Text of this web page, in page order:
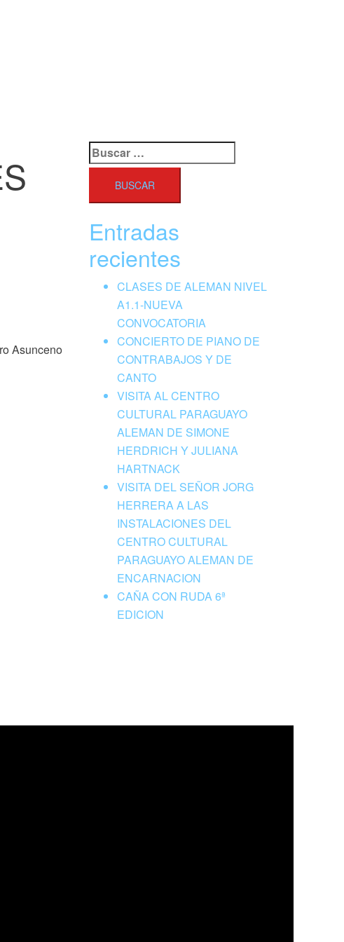
Asunceno
Buscar:
Entradas
recientes
CLASES DE ALEMAN NIVEL
A1.1-NUEVA
CONVOCATORIA
CONCIERTO DE PIANO DE
CONTRABAJOS Y DE
CANTO
VISITA AL CENTRO
CULTURAL PARAGUAYO
ALEMAN DE SIMONE
HERDRICH Y JULIANA
HARTNACK
VISITA DEL SEÑOR JORG
HERRERA A LAS
INSTALACIONES DEL
CENTRO CULTURAL
PARAGUAYO ALEMAN DE
ENCARNACION
CAÑA CON RUDA 6ª
EDICION